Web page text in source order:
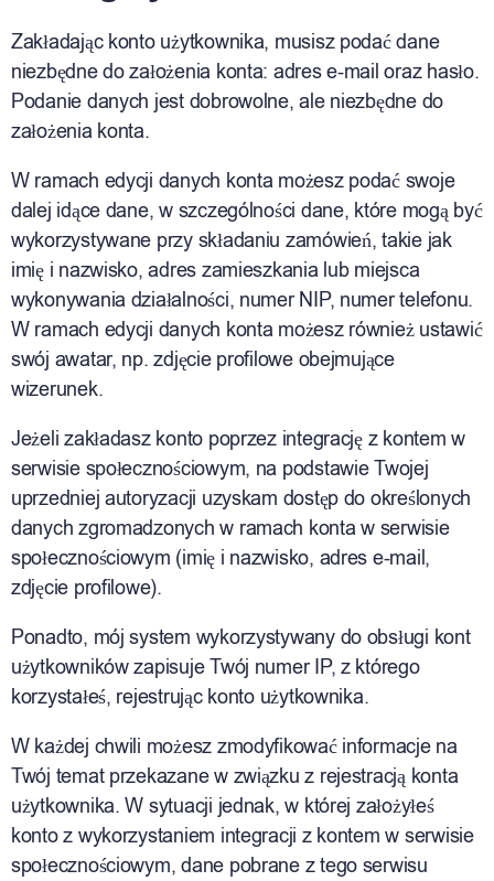
Zakładając konto użytkownika, musisz podać dane
niezbędne do założenia konta: adres e-mail oraz hasło.
Podanie danych jest dobrowolne, ale niezbędne do
założenia konta.
W ramach edycji danych konta możesz podać swoje
dalej idące dane, w szczególności dane, które mogą być
wykorzystywane przy składaniu zamówień, takie jak
imię i nazwisko, adres zamieszkania lub miejsca
wykonywania działalności, numer NIP, numer telefonu.
W ramach edycji danych konta możesz również ustawić
swój awatar, np. zdjęcie profilowe obejmujące
wizerunek.
Jeżeli zakładasz konto poprzez integrację z kontem w
serwisie społecznościowym, na podstawie Twojej
uprzedniej autoryzacji uzyskam dostęp do określonych
danych zgromadzonych w ramach konta w serwisie
społecznościowym (imię i nazwisko, adres e-mail,
zdjęcie profilowe).
Ponadto, mój system wykorzystywany do obsługi kont
użytkowników zapisuje Twój numer IP, z którego
korzystałeś, rejestrując konto użytkownika.
W każdej chwili możesz zmodyfikować informacje na
Twój temat przekazane w związku z rejestracją konta
użytkownika. W sytuacji jednak, w której założyłeś
konto z wykorzystaniem integracji z kontem w serwisie
społecznościowym, dane pobrane z tego serwisu